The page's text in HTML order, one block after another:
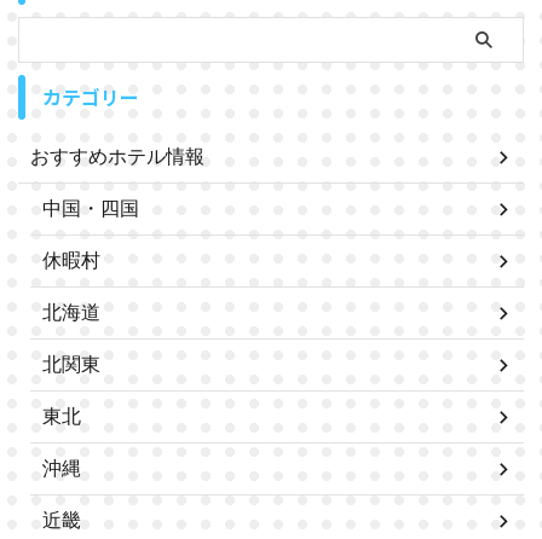
カテゴリー
おすすめホテル情報
中国・四国
休暇村
北海道
北関東
東北
沖縄
近畿